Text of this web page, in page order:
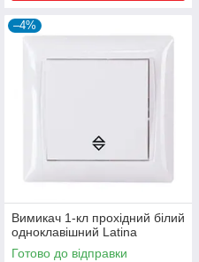
–4%
Вимикач 1-кл прохідний білий
одноклавішний Latina
Готово до відправки